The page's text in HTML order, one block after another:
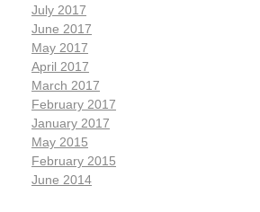
July 2017
June 2017
May 2017
April 2017
March 2017
February 2017
January 2017
May 2015
February 2015
June 2014